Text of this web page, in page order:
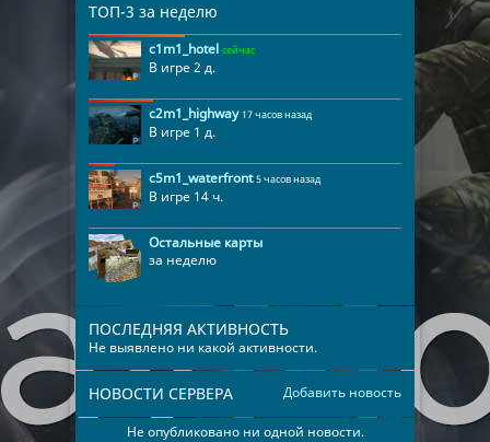
ТОП-3 за неделю
c1m1_hotel сейчас
В игре 2 д.
c2m1_highway 17 часов назад
В игре 1 д.
c5m1_waterfront 5 часов назад
В игре 14 ч.
Остальные карты
за неделю
ПОСЛЕДНЯЯ АКТИВНОСТЬ
Не выявлено ни какой активности.
Добавить новость
НОВОСТИ СЕРВЕРА
Не опубликовано ни одной новости.